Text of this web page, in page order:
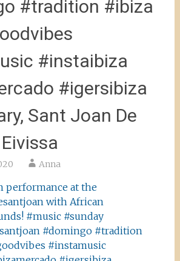
#tradition #ibiza
#instaibiza
#igersibiza
Sant Joan De
Anna